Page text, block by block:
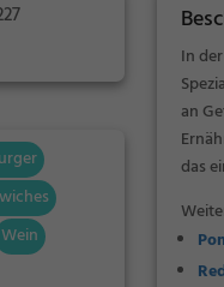
Wein
In
an
das